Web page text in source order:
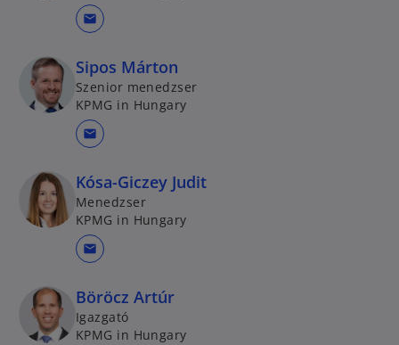
mail
Sipos Márton
Szenior menedzser
KPMG in Hungary
mail
Kósa-Giczey Judit
Menedzser
KPMG in Hungary
mail
Böröcz Artúr
Igazgató
KPMG in Hungary